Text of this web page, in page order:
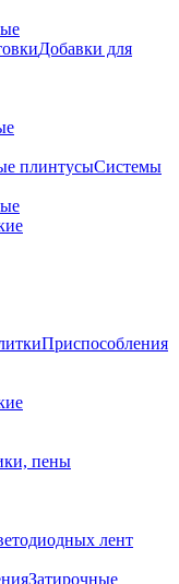
Добавки для
плинтусыСистемы
Приспособления
пены
лент
Затирочные